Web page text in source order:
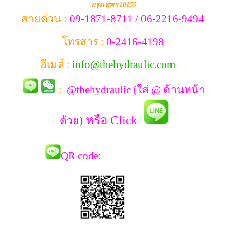
กรุงเทพฯ 10150
สายด่วน : 09-1871-8711 / 06-2216-9494
โทรสาร : 0-2416-4198
อีเมล์ : info@thehydraulic.com
: @thehydraulic (ใส่ @ ด้านหน้า
ด้วย) หรือ Click
QR code: